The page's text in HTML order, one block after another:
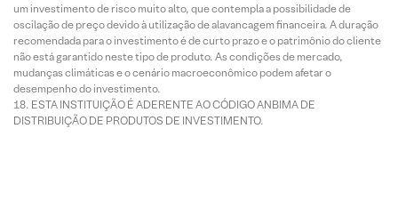
um investimento de risco muito alto, que contempla a possibilidade de
oscilação de preço devido à utilização de alavancagem financeira. A duração
recomendada para o investimento é de curto prazo e o patrimônio do cliente
não está garantido neste tipo de produto. As condições de mercado,
mudanças climáticas e o cenário macroeconômico podem afetar o
desempenho do investimento.
ESTA INSTITUIÇÃO É ADERENTE AO CÓDIGO ANBIMA DE
DISTRIBUIÇÃO DE PRODUTOS DE INVESTIMENTO.